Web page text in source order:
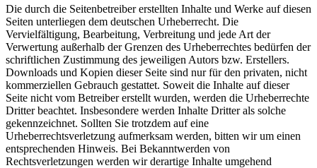
Die durch die Seitenbetreiber erstellten Inhalte und Werke auf diesen
Seiten unterliegen dem deutschen Urheberrecht. Die
Vervielfältigung, Bearbeitung, Verbreitung und jede Art der
Verwertung außerhalb der Grenzen des Urheberrechtes bedürfen der
schriftlichen Zustimmung des jeweiligen Autors bzw. Erstellers.
Downloads und Kopien dieser Seite sind nur für den privaten, nicht
kommerziellen Gebrauch gestattet. Soweit die Inhalte auf dieser
Seite nicht vom Betreiber erstellt wurden, werden die Urheberrechte
Dritter beachtet. Insbesondere werden Inhalte Dritter als solche
gekennzeichnet. Sollten Sie trotzdem auf eine
Urheberrechtsverletzung aufmerksam werden, bitten wir um einen
entsprechenden Hinweis. Bei Bekanntwerden von
Rechtsverletzungen werden wir derartige Inhalte umgehend